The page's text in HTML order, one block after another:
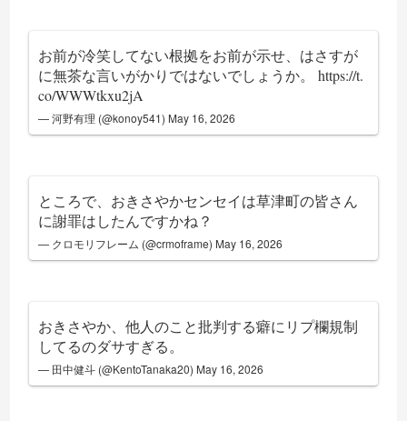
お前が冷笑してない根拠をお前が示せ、はさすが
に無茶な言いがかりではないでしょうか。https://t.
co/WWWtkxu2jA
— 河野有理 (@konoy541) May 16, 2026
ところで、おきさやかセンセイは草津町の皆さん
に謝罪はしたんですかね？
— クロモリフレーム (@crmoframe) May 16, 2026
おきさやか、他人のこと批判する癖にリプ欄規制
してるのダサすぎる。
— 田中健斗 (@KentoTanaka20) May 16, 2026